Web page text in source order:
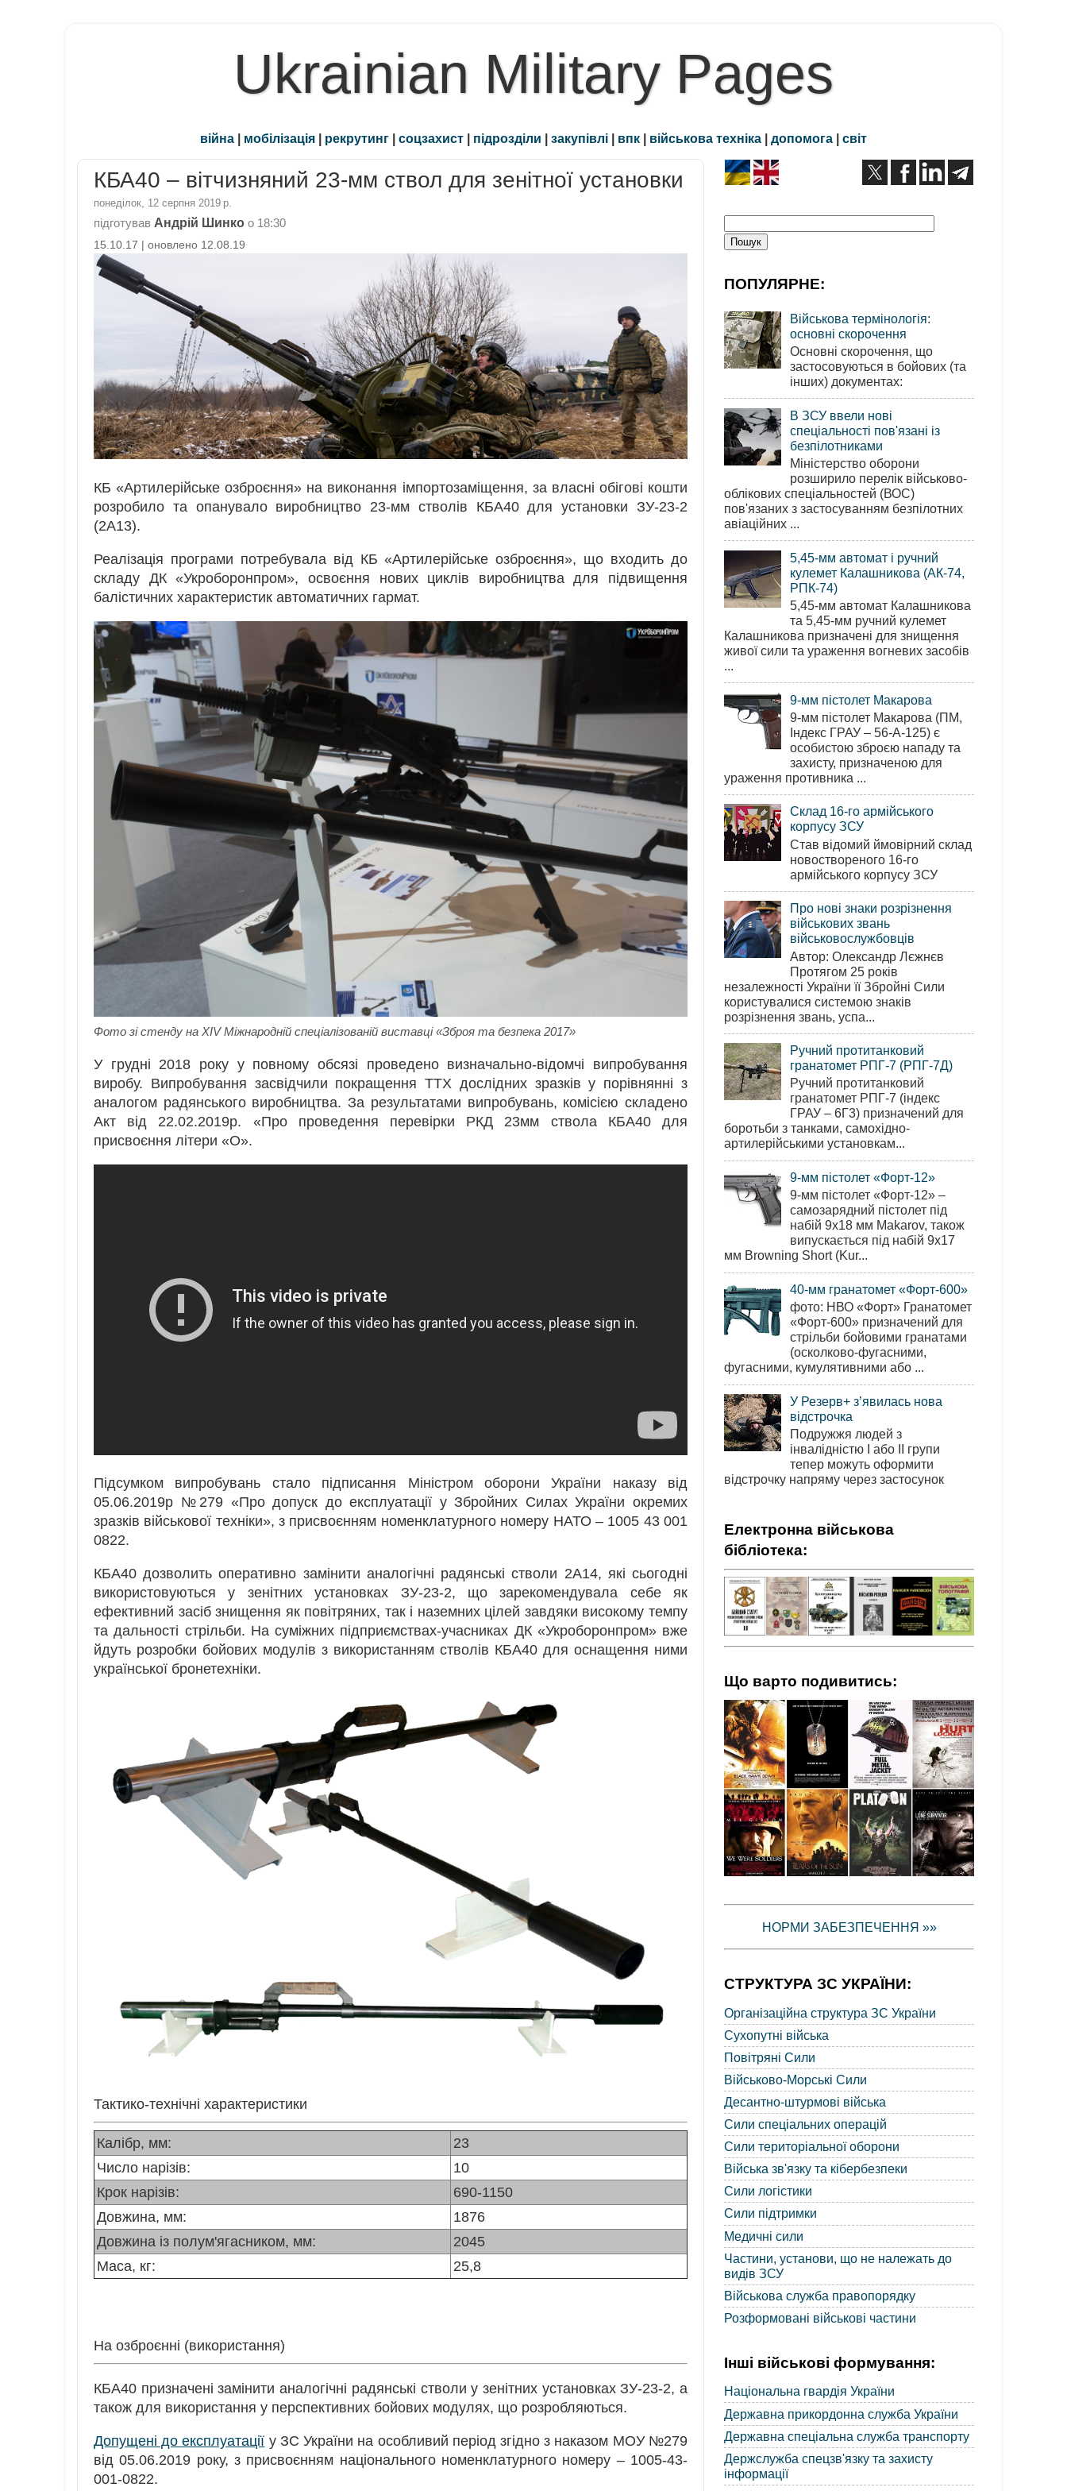
Ukrainian Military Pages
війна | мобілізація | рекрутинг | соцзахист | підрозділи | закупівлі | впк | військова техніка | допомога | світ
КБА40 – вітчизняний 23-мм ствол для зенітної установки
понеділок, 12 серпня 2019 р.
підготував Андрій Шинко о 18:30
15.10.17 | оновлено 12.08.19
КБ «Артилерійське озброєння» на виконання імпортозаміщення, за власні обігові кошти
розробило та опанувало виробництво 23-мм стволів КБА40 для установки ЗУ-23-2
(2А13).
Реалізація програми потребувала від КБ «Артилерійське озброєння», що входить до
складу ДК «Укроборонпром», освоєння нових циклів виробництва для підвищення
балістичних характеристик автоматичних гармат.
Фото зі стенду на XIV Міжнародній спеціалізованій виставці «Зброя та безпека 2017»
У грудні 2018 року у повному обсязі проведено визначально-відомчі випробування
виробу. Випробування засвідчили покращення ТТХ дослідних зразків у порівнянні з
аналогом радянського виробництва. За результатами випробувань, комісією складено
Акт від 22.02.2019р. «Про проведення перевірки РКД 23мм ствола КБА40 для
присвоєння літери «О».
Підсумком випробувань стало підписання Міністром оборони України наказу від
05.06.2019р №279 «Про допуск до експлуатації у Збройних Силах України окремих
зразків військової техніки», з присвоєнням номенклатурного номеру НАТО – 1005 43 001
0822.
КБА40 дозволить оперативно замінити аналогічні радянські стволи 2А14, які сьогодні
використовуються у зенітних установках ЗУ-23-2, що зарекомендувала себе як
ефективний засіб знищення як повітряних, так і наземних цілей завдяки високому темпу
та дальності стрільби. На суміжних підприємствах-учасниках ДК «Укроборонпром» вже
йдуть розробки бойових модулів з використанням стволів КБА40 для оснащення ними
української бронетехніки.
Тактико-технічні характеристики
Калібр, мм:
23
Число нарізів:
10
Крок нарізів:
690-1150
Довжина, мм:
1876
Довжина із полум'ягасником, мм:
2045
Маса, кг:
25,8
На озброєнні (використання)
КБА40 призначені замінити аналогічні радянські стволи у зенітних установках ЗУ-23-2, а
також для використання у перспективних бойових модулях, що розробляються.
Допущені до експлуатації у ЗС України на особливий період згідно з наказом МОУ №279
від 05.06.2019 року, з присвоєнням національного номенклатурного номеру – 1005-43-
001-0822.
ПОПУЛЯРНЕ:
Військова термінологія:
основні скорочення
Основні скорочення, що
застосовуються в бойових (та
інших) документах:
В ЗСУ ввели нові
спеціальності пов'язані із
безпілотниками
Міністерство оборони
розширило перелік військово-
облікових спеціальностей (ВОС)
пов'язаних з застосуванням безпілотних
авіаційних ...
5,45-мм автомат і ручний
кулемет Калашникова (АК-74,
РПК-74)
5,45-мм автомат Калашникова
та 5,45-мм ручний кулемет
Калашникова призначені для знищення
живої сили та ураження вогневих засобів
...
9-мм пістолет Макарова
9-мм пістолет Макарова (ПМ,
Індекс ГРАУ – 56-А-125) є
особистою зброєю нападу та
захисту, призначеною для
ураження противника ...
Склад 16-го армійського
корпусу ЗСУ
Став відомий ймовірний склад
новоствореного 16-го
армійського корпусу ЗСУ
Про нові знаки розрізнення
військових звань
військовослужбовців
Автор: Олександр Лєжнєв
Протягом 25 років
незалежності України її Збройні Сили
користувалися системою знаків
розрізнення звань, успа...
Ручний протитанковий
гранатомет РПГ-7 (РПГ-7Д)
Ручний протитанковий
гранатомет РПГ-7 (індекс
ГРАУ – 6Г3) призначений для
боротьби з танками, самохідно-
артилерійськими установкам...
9-мм пістолет «Форт-12»
9-мм пістолет «Форт-12» –
самозарядний пістолет під
набій 9х18 мм Makarov, також
випускається під набій 9х17
мм Browning Short (Kur...
40-мм гранатомет «Форт-600»
фото: НВО «Форт» Гранатомет
«Форт-600» призначений для
стрільби бойовими гранатами
(осколково-фугасними,
фугасними, кумулятивними або ...
У Резерв+ з’явилась нова
відстрочка
Подружжя людей з
інвалідністю І або ІІ групи
тепер можуть оформити
відстрочку напряму через застосунок
Електронна військова
бібліотека:
Що варто подивитись:
НОРМИ ЗАБЕЗПЕЧЕННЯ »»
СТРУКТУРА ЗС УКРАЇНИ:
Організаційна структура ЗС України
Сухопутні війська
Повітряні Сили
Військово-Морські Сили
Десантно-штурмові війська
Сили спеціальних операцій
Сили територіальної оборони
Війська зв'язку та кібербезпеки
Сили логістики
Сили підтримки
Медичні сили
Частини, установи, що не належать до
видів ЗСУ
Військова служба правопорядку
Розформовані військові частини
Інші військові формування:
Національна гвардія України
Державна прикордонна служба України
Державна спеціальна служба транспорту
Держслужба спецзв'язку та захисту
інформації